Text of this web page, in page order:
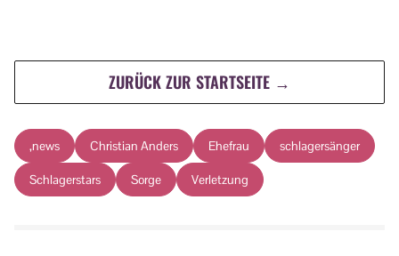
ZURÜCK ZUR STARTSEITE →
,news Christian Anders Ehefrau schlagersänger
Schlagerstars Sorge Verletzung